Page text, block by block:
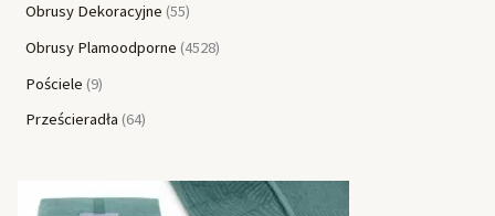
Obrusy Dekoracyjne 55
Obrusy Plamoodporne 4528
Pościele 9
Prześcieradła 64